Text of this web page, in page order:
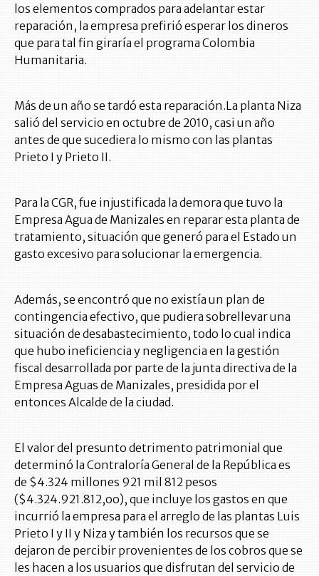
los elementos comprados para adelantar estar
reparación, la empresa prefirió esperar los dineros
que para tal fin giraría el programa Colombia
Humanitaria.
Más de un año se tardó esta reparación.La planta Niza
salió del servicio en octubre de 2010, casi un año
antes de que sucediera lo mismo con las plantas
Prieto I y Prieto II.
Para la CGR, fue injustificada la demora que tuvo la
Empresa Agua de Manizales en reparar esta planta de
tratamiento, situación que generó para el Estado un
gasto excesivo para solucionar la emergencia.
Además, se encontró que no existía un plan de
contingencia efectivo, que pudiera sobrellevar una
situación de desabastecimiento, todo lo cual indica
que hubo ineficiencia y negligencia en la gestión
fiscal desarrollada por parte de la junta directiva de la
Empresa Aguas de Manizales, presidida por el
entonces Alcalde de la ciudad.
El valor del presunto detrimento patrimonial que
determinó la Contraloría General de la República es
de $4.324 millones 921 mil 812 pesos
($4.324.921.812,oo), que incluye los gastos en que
incurrió la empresa para el arreglo de las plantas Luis
Prieto I y II y Niza y también los recursos que se
dejaron de percibir provenientes de los cobros que se
les hacen a los usuarios que disfrutan del servicio de